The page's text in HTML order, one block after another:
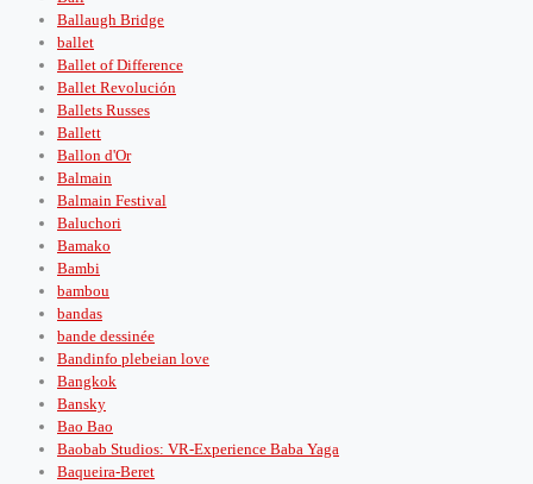
Ballaugh Bridge
ballet
Ballet of Difference
Ballet Revolución
Ballets Russes
Ballett
Ballon d'Or
Balmain
Balmain Festival
Baluchori
Bamako
Bambi
bambou
bandas
bande dessinée
Bandinfo plebeian love
Bangkok
Bansky
Bao Bao
Baobab Studios: VR-Experience Baba Yaga
Baqueira-Beret